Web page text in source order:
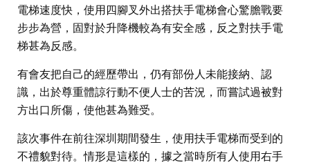
電梯速度快，使用四腳叉外出搭扶手電梯會心驚膽戰要
步步為營，固對於升降機較為有安全感，反之對扶手電
梯甚為反感。
有會友把自己的經歷帶出，仍有部份人未能接納、認
識，出於尊重體諒行動不便人士的苦況，而嘗試過被對
方出口所傷，使他甚為難受。
該次事件在前往深圳期間發生，使用扶手電梯而受到的
不禮貌對待。情形是這樣的，據之當時所有人使用右手